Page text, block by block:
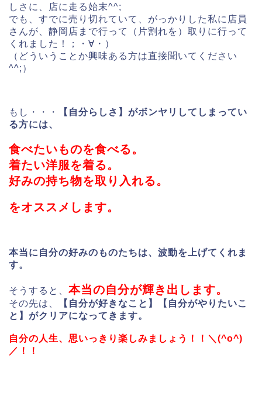
しさに、店に走る始末^^;
でも、すでに売り切れていて、がっかりした私に店員
さんが、静岡店まで行って（片割れを）取りに行って
くれました！；・∀・）
（どういうことか興味ある方は直接聞いてください
^^;）
もし・・・
【自分らしさ】がボンヤリしてしまってい
る方には、
食べたいものを食べる。
着たい洋服を着る。
好みの持ち物を取り入れる。
をオススメします。
本当に自分の好みのものたちは、波動を上げてくれま
す。
そうすると、 本当の自分が輝き出します。
その先は、
【自分が好きなこと】【自分がやりたいこ
と】がクリアになってきます。
自分の人生、思いっきり楽しみましょう！！＼(^o^)
／！！